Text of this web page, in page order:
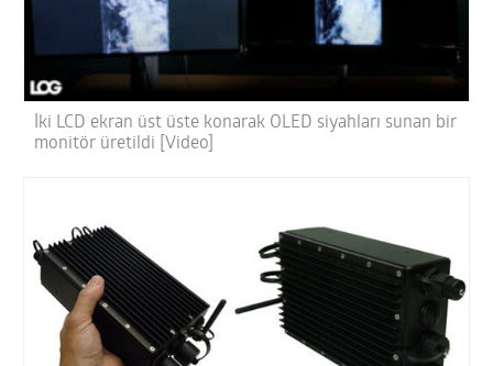
İki LCD ekran üst üste konarak OLED siyahları sunan bir
monitör üretildi [Video]